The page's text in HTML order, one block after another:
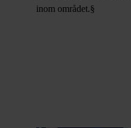
inom området.§